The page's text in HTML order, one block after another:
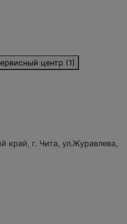
центр (1)
край, г. Чита, ул.Журавлева,